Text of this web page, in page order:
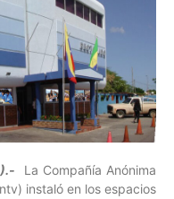
La Compañía Anónima
instaló en los espacios